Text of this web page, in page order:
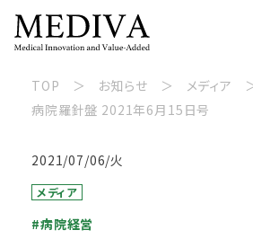
TOP お知らせ
メディア
病院羅針盤 2021年6月15日号
2021/07/06/火
メディア
#病院経営